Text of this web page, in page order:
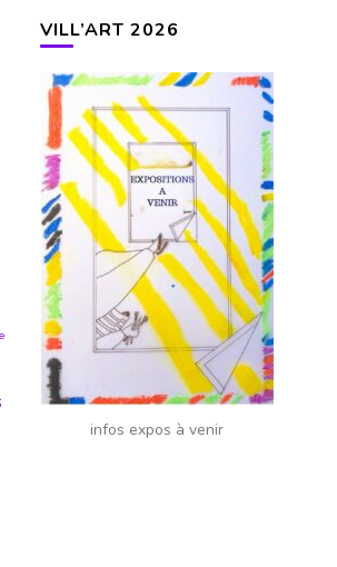
VILL’ART 2026
infos expos à venir